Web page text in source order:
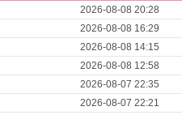
2026-08-08 20:28
2026-08-08 16:29
2026-08-08 14:15
2026-08-08 12:58
2026-08-07 22:35
2026-08-07 22:21